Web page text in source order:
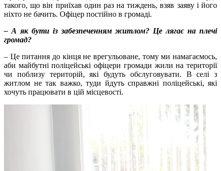
такого, що він приїхав один раз на тиждень, взяв заяву і його
ніхто не бачить. Офіцер постійно в громаді.
– А як бути із забезпеченням житлом? Це лягає на плечі
громад?
– Це питання до кінця не врегульоване, тому ми намагаємось,
аби майбутні поліцейські офіцери громади жили на території
чи поблизу територій, які будуть обслуговувати. В селі з
житлом не так важко, туди йдуть справжні поліцейські, які
хочуть працювати в цій місцевості.